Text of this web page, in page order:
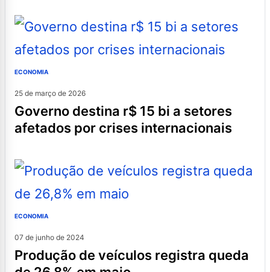
ECONOMIA
25 de março de 2026
governo destina r$ 15 bi a setores
afetados por crises internacionais
ECONOMIA
07 de junho de 2024
produção de veículos registra queda